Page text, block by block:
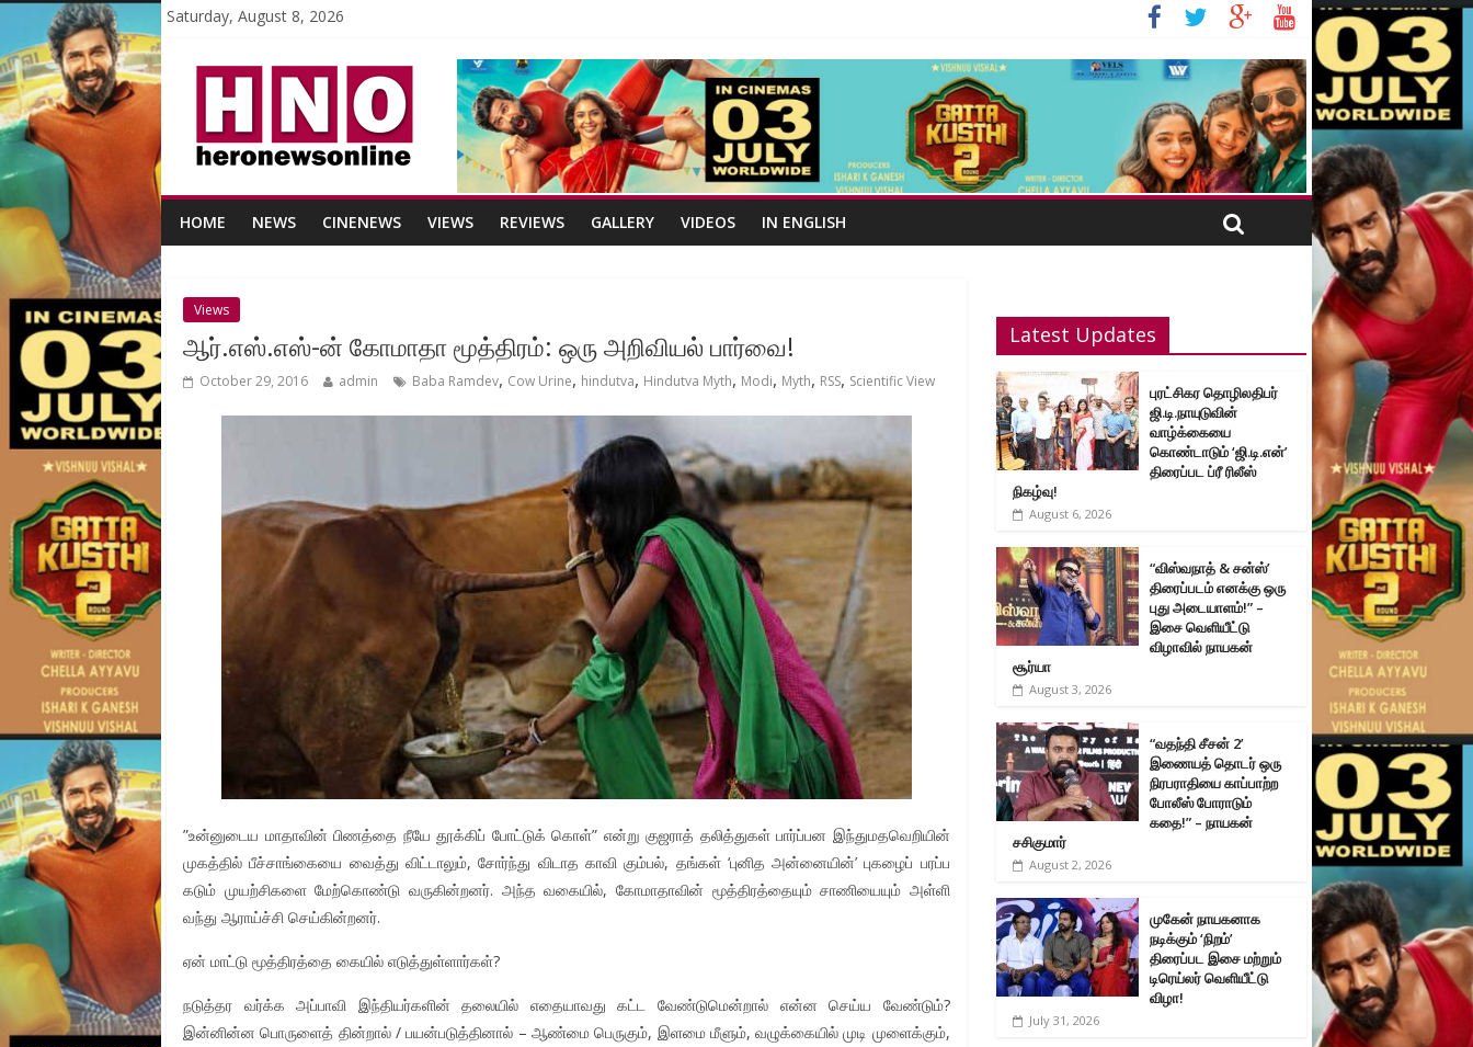
Saturday, August 8, 2026
HOME NEWS CINENEWS VIEWS REVIEWS GALLERY VIDEOS IN ENGLISH
Views
ஆர்.எஸ்.எஸ்-ன் கோமாதா மூத்திரம்: ஒரு அறிவியல் பார்வை!
October 29, 2016 admin Baba Ramdev, Cow Urine, hindutva, Hindutva Myth, Modi, Myth, RSS, Scientific View
”உன்னுடைய மாதாவின் பிணத்தை நீயே தூக்கிப் போட்டுக் கொள்” என்று குஜராத் தலித்துகள் பார்ப்பன இந்துமதவெறியின்
முகத்தில் பீச்சாங்கையை வைத்து விட்டாலும், சோர்ந்து விடாத காவி கும்பல், தங்கள் ‘புனித அன்னையின்’ புகழைப் பரப்ப
கடும் முயற்சிகளை மேற்கொண்டு வருகின்றனர். அந்த வகையில், கோமாதாவின் மூத்திரத்தையும் சாணியையும் அள்ளி
வந்து ஆராய்ச்சி செய்கின்றனர்.
ஏன் மாட்டு மூத்திரத்தை கையில் எடுத்துள்ளார்கள்?
நடுத்தர வர்க்க அப்பாவி இந்தியர்களின் தலையில் எதையாவது கட்ட வேண்டுமென்றால் என்ன செய்ய வேண்டும்?
இன்னின்ன பொருளைத் தின்றால் / பயன்படுத்தினால் – ஆண்மை பெருகும், இளமை மீளும், வழுக்கையில் முடி முளைக்கும்,
Latest Updates
புரட்சிகர தொழிலதிபர்
ஜி.டி.நாயுடுவின்
வாழ்க்கையை
கொண்டாடும் ‘ஜி.டி.என்’
திரைப்பட ப்ரீ ரிலீஸ்
நிகழ்வு!
August 6, 2026
“விஸ்வநாத் & சன்ஸ்’
திரைப்படம் எனக்கு ஒரு
புது அடையாளம்!” –
இசை வெளியீட்டு
விழாவில் நாயகன்
சூர்யா
August 3, 2026
“வதந்தி சீசன் 2’
இணையத் தொடர் ஒரு
நிரபராதியை காப்பாற்ற
போலீஸ் போராடும்
கதை!” – நாயகன்
சசிகுமார்
August 2, 2026
முகேன் நாயகனாக
நடிக்கும் ‘நிறம்’
திரைப்பட இசை மற்றும்
டிரெய்லர் வெளியீட்டு
விழா!
July 31, 2026